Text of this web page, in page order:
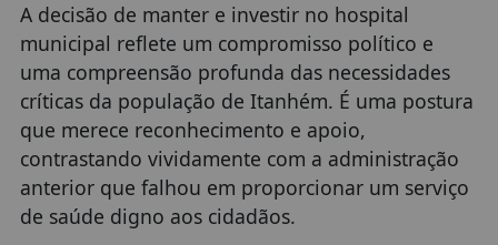
A decisão de manter e investir no hospital
municipal reflete um compromisso político e
uma compreensão profunda das necessidades
críticas da população de Itanhém. É uma postura
que merece reconhecimento e apoio,
contrastando vividamente com a administração
anterior que falhou em proporcionar um serviço
de saúde digno aos cidadãos.